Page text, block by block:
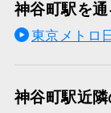
神谷町駅を
東京メトロ
神谷町駅近